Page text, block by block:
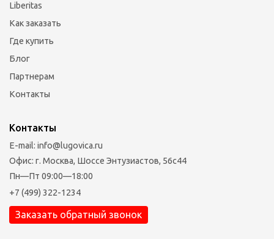
Liberitas
Как заказать
Где купить
Блог
Партнерам
Контакты
Контакты
E-mail: info@lugovica.ru
Офис: г. Москва, Шоссе Энтузиастов, 56с44
Пн—Пт 09:00—18:00
+7 (499) 322-1234
Заказать обратный звонок